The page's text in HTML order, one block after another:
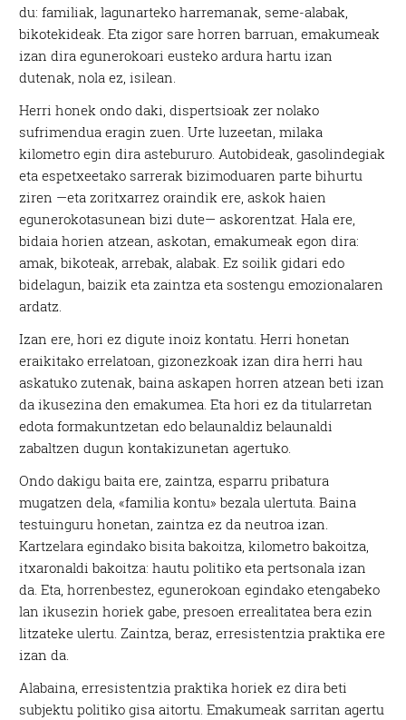
du: familiak, lagunarteko harremanak, seme-alabak,
bikotekideak. Eta zigor sare horren barruan, emakumeak
izan dira egunerokoari eusteko ardura hartu izan
dutenak, nola ez, isilean.
Herri honek ondo daki, dispertsioak zer nolako
sufrimendua eragin zuen. Urte luzeetan, milaka
kilometro egin dira astebururo. Autobideak, gasolindegiak
eta espetxeetako sarrerak bizimoduaren parte bihurtu
ziren —eta zoritxarrez oraindik ere, askok haien
egunerokotasunean bizi dute— askorentzat. Hala ere,
bidaia horien atzean, askotan, emakumeak egon dira:
amak, bikoteak, arrebak, alabak. Ez soilik gidari edo
bidelagun, baizik eta zaintza eta sostengu emozionalaren
ardatz.
Izan ere, hori ez digute inoiz kontatu. Herri honetan
eraikitako errelatoan, gizonezkoak izan dira herri hau
askatuko zutenak, baina askapen horren atzean beti izan
da ikusezina den emakumea. Eta hori ez da titularretan
edota formakuntzetan edo belaunaldiz belaunaldi
zabaltzen dugun kontakizunetan agertuko.
Ondo dakigu baita ere, zaintza, esparru pribatura
mugatzen dela, «familia kontu» bezala ulertuta. Baina
testuinguru honetan, zaintza ez da neutroa izan.
Kartzelara egindako bisita bakoitza, kilometro bakoitza,
itxaronaldi bakoitza: hautu politiko eta pertsonala izan
da. Eta, horrenbestez, egunerokoan egindako etengabeko
lan ikusezin horiek gabe, presoen errealitatea bera ezin
litzateke ulertu. Zaintza, beraz, erresistentzia praktika ere
izan da.
Alabaina, erresistentzia praktika horiek ez dira beti
subjektu politiko gisa aitortu. Emakumeak sarritan agertu